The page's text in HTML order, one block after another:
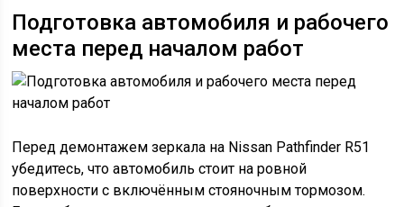
Подготовка автомобиля и рабочего
места перед началом работ
Перед демонтажем зеркала на Nissan Pathfinder R51
убедитесь, что автомобиль стоит на ровной
поверхности с включённым стояночным тормозом.